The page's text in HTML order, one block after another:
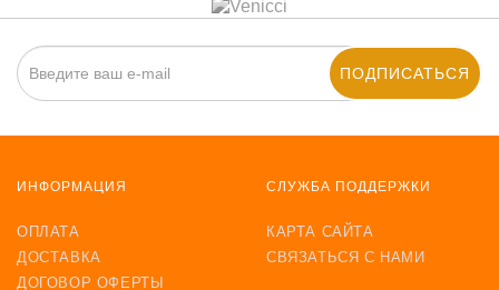
ПОДПИСАТЬСЯ
ИНФОРМАЦИЯ
ОПЛАТА
ДОСТАВКА
ДОГОВОР ОФЕРТЫ
СЛУЖБА ПОДДЕРЖКИ
КАРТА САЙТА
СВЯЗАТЬСЯ С НАМИ